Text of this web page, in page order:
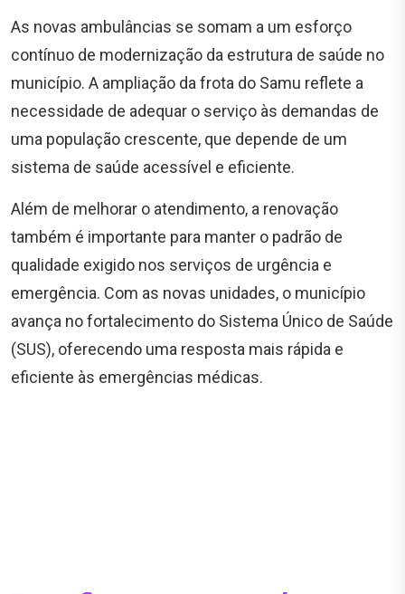
As novas ambulâncias se somam a um esforço
contínuo de modernização da estrutura de saúde no
município. A ampliação da frota do Samu reflete a
necessidade de adequar o serviço às demandas de
uma população crescente, que depende de um
sistema de saúde acessível e eficiente.
Além de melhorar o atendimento, a renovação
também é importante para manter o padrão de
qualidade exigido nos serviços de urgência e
emergência. Com as novas unidades, o município
avança no fortalecimento do Sistema Único de Saúde
(SUS), oferecendo uma resposta mais rápida e
eficiente às emergências médicas.